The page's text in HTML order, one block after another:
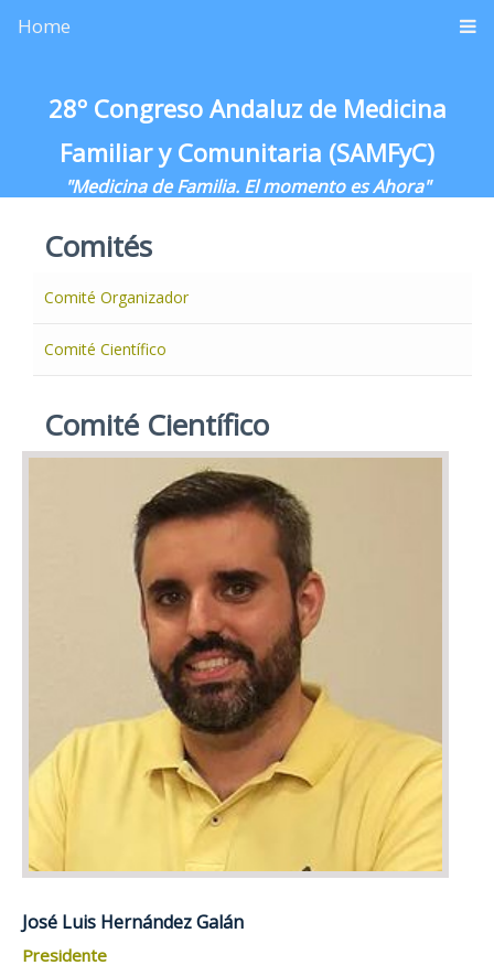
Home
28º Congreso Andaluz de Medicina
Familiar y Comunitaria (SAMFyC)
"Medicina de Familia. El momento es Ahora"
Comités
Comité Organizador
Comité Científico
Comité Científico
José Luis Hernández Galán
Presidente